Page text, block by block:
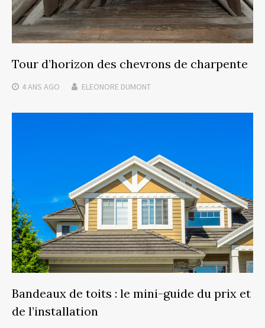
Tour d’horizon des chevrons de charpente
4 ANS AGO ELEONORE DUMONT
Bandeaux de toits : le mini-guide du prix et
de l’installation